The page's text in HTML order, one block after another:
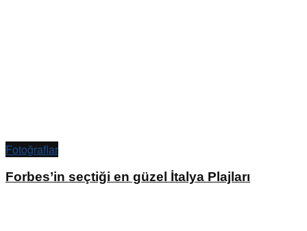
Fotoğraflar
Forbes’in seçtiği en güzel İtalya Plajları